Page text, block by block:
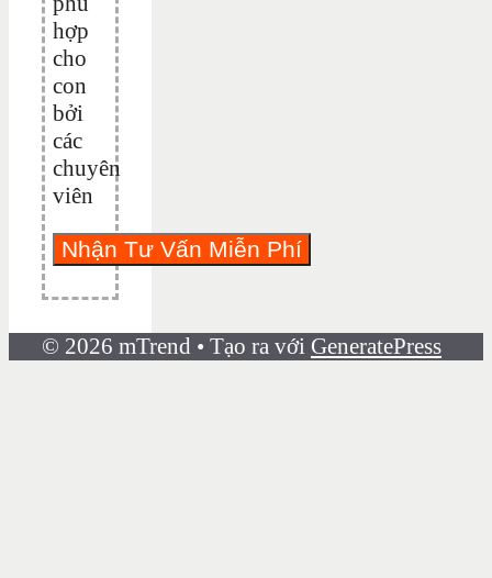
hợp
cho
con
bởi
các
chuyên
viên
© 2026 mTrend • Tạo ra với GeneratePress